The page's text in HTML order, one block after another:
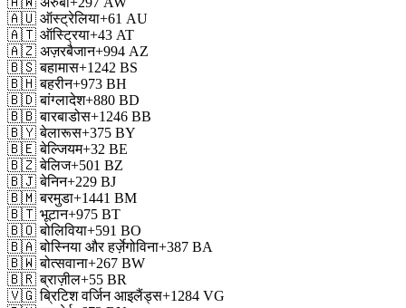
🇦🇺 ऑस्ट्रेलिया+61 AU
🇦🇹 ऑस्ट्रिया+43 AT
🇦🇿 अज़रबैजान+994 AZ
🇧🇸 बहामास+1242 BS
🇧🇭 बहरीन+973 BH
🇧🇩 बांग्लादेश+880 BD
🇧🇧 बारबाडोस+1246 BB
🇧🇾 बेलारूस+375 BY
🇧🇪 बेल्जियम+32 BE
🇧🇿 बेलिज+501 BZ
🇧🇯 बेनिन+229 BJ
🇧🇲 बरमुडा+1441 BM
🇧🇹 भूटान+975 BT
🇧🇴 बोलिविया+591 BO
🇧🇦 बोस्निया और हर्ज़ेगोविना+387 BA
🇧🇼 बोत्सवाना+267 BW
🇧🇷 ब्राज़ील+55 BR
🇻🇬 ब्रिटिश वर्जिन आइलैंड्स+1284 VG